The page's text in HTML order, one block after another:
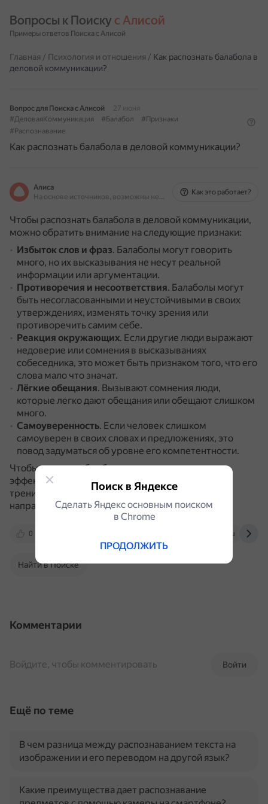
Вопросы к Поиску с Алисой
Примеры ответов Поиска с Алисой
Главная / Психология и отношения / Как распознать балабола в
деловой коммуникации?
Вопрос для Поиска с Алисой
27 июня
#ДеловаяКоммуникация
#Балабол
#Признаки
#Распознавание
Как распознать балабола в деловой коммуникации?
Алиса
На основе источников, возможны неточности
Как это работает?
Чтобы распознать балабола в деловой коммуникации,
можно обратить внимание на следующие признаки:
Избыток слов и фраз. Балаболы могут говорить
много, но их высказывания не несут реальной
информации или аргументации.
Противоречия и несоответствия. Балаболы могут
быть несогласованными и неустойчивыми в своих
утверждениях, изменять точку зрения или
противоречить самим себе.
Реакция окружающих. Если другие люди выражают
недоверие или сомнения в высказываниях
собеседника, это может быть признаком того, что его
слова мало что значат.
Лёгкие обещания. Вызывают сомнения люди,
которые легко дают обещания или обещают слишком
много.
Самоуверенность. Если человек слишком
самоуверен в своих словах и предложениях, это
повод задуматься об уровне его компетентности.
Чтобы не дать себя обмануть и повысить
эффективность делового общения, можно пройти
тренинги по коммуникации различной
направленности.
0 dzen.ru
Найти в Поиске
Комментарии
Войти
Войдите, чтобы комментировать
Ещё по теме
В чем разница между распознаванием текста на
изображении и его переводом на другой язык?
Какие преимущества дает распознавание
Поиск в Яндексе
Сделать Яндекс основным поиском
в Сhrome
ПРОДОЛЖИТЬ